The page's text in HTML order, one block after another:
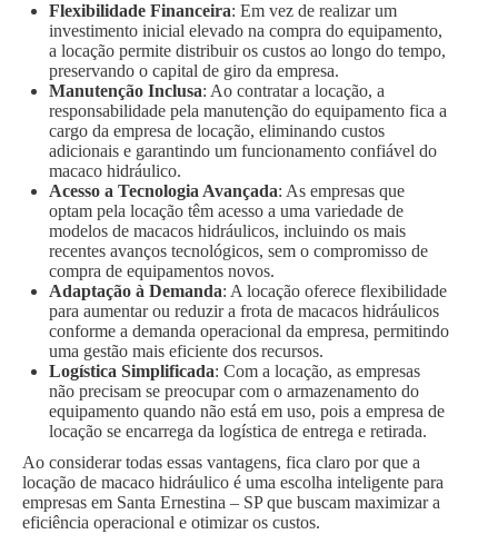
Flexibilidade Financeira: Em vez de realizar um
investimento inicial elevado na compra do equipamento,
a locação permite distribuir os custos ao longo do tempo,
preservando o capital de giro da empresa.
Manutenção Inclusa: Ao contratar a locação, a
responsabilidade pela manutenção do equipamento fica a
cargo da empresa de locação, eliminando custos
adicionais e garantindo um funcionamento confiável do
macaco hidráulico.
Acesso a Tecnologia Avançada: As empresas que
optam pela locação têm acesso a uma variedade de
modelos de macacos hidráulicos, incluindo os mais
recentes avanços tecnológicos, sem o compromisso de
compra de equipamentos novos.
Adaptação à Demanda: A locação oferece flexibilidade
para aumentar ou reduzir a frota de macacos hidráulicos
conforme a demanda operacional da empresa, permitindo
uma gestão mais eficiente dos recursos.
Logística Simplificada: Com a locação, as empresas
não precisam se preocupar com o armazenamento do
equipamento quando não está em uso, pois a empresa de
locação se encarrega da logística de entrega e retirada.
Ao considerar todas essas vantagens, fica claro por que a
locação de macaco hidráulico é uma escolha inteligente para
empresas em Santa Ernestina – SP que buscam maximizar a
eficiência operacional e otimizar os custos.